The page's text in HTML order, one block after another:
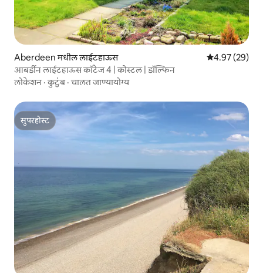
Aberdeen मधील लाईटहाऊस 5 पैकी 4.97
4.97 (29)
आबर्डीन लाईटहाऊस कॉटेज 4 | कोस्टल | डॉल्फिन
लोकेशन ·कुटुंब·चालत जाण्यायोग्य
सुपरहोस्ट
सुपरहोस्ट